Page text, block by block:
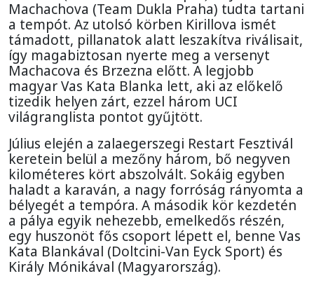
Machachova (Team Dukla Praha) tudta tartani
a tempót. Az utolsó körben Kirillova ismét
támadott, pillanatok alatt leszakítva riválisait,
így magabiztosan nyerte meg a versenyt
Machacova és Brzezna előtt. A legjobb
magyar Vas Kata Blanka lett, aki az előkelő
tizedik helyen zárt, ezzel három UCI
világranglista pontot gyűjtött.
Július elején a zalaegerszegi Restart Fesztivál
keretein belül a mezőny három, bő negyven
kilométeres kört abszolvált. Sokáig egyben
haladt a karaván, a nagy forróság rányomta a
bélyegét a tempóra. A második kör kezdetén
a pálya egyik nehezebb, emelkedős részén,
egy huszonöt fős csoport lépett el, benne Vas
Kata Blankával (Doltcini-Van Eyck Sport) és
Király Mónikával (Magyarország).